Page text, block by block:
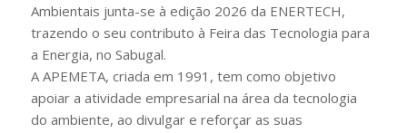
Ambientais junta-se à edição 2026 da ENERTECH,
trazendo o seu contributo à Feira das Tecnologia para
a Energia, no Sabugal.
A APEMETA, criada em 1991, tem como objetivo
apoiar a atividade empresarial na área da tecnologia
do ambiente, ao divulgar e reforçar as suas